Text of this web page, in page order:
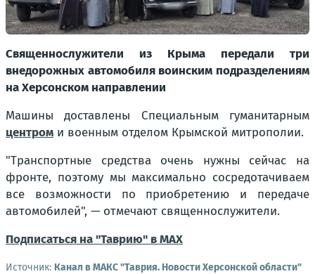
Священнослужители из Крыма передали три
внедорожных автомобиля воинским подразделениям
на Херсонском направлении
Машины доставлены Специальным гуманитарным
центром и военным отделом Крымской митрополии.
"Транспортные средства очень нужны сейчас на
фронте, поэтому мы максимально сосредотачиваем
все возможности по приобретению и передаче
автомобилей", — отмечают священнослужители.
Подписаться на "Таврию" в MAX
Источник: Канал в МАКС "Таврия. Новости Херсонской области"